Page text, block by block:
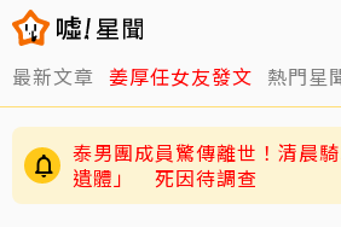
最新文章 姜厚任女友發文 熱門星
泰男團成員驚傳離世！清晨
遺體」 死因待調查